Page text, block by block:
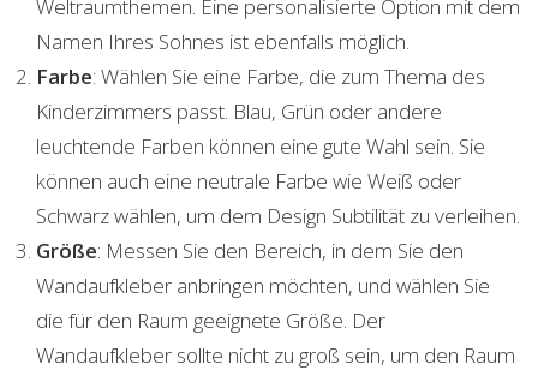
Weltraumthemen. Eine personalisierte Option mit dem
Namen Ihres Sohnes ist ebenfalls möglich.
Farbe: Wählen Sie eine Farbe, die zum Thema des
Kinderzimmers passt. Blau, Grün oder andere
leuchtende Farben können eine gute Wahl sein. Sie
können auch eine neutrale Farbe wie Weiß oder
Schwarz wählen, um dem Design Subtilität zu verleihen.
Größe: Messen Sie den Bereich, in dem Sie den
Wandaufkleber anbringen möchten, und wählen Sie
die für den Raum geeignete Größe. Der
Wandaufkleber sollte nicht zu groß sein, um den Raum